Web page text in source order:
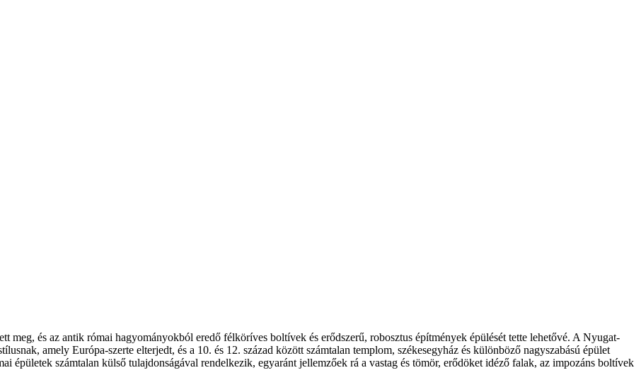
meg, és az antik római hagyományokból eredő félköríves boltívek és erődszerű, robosztus építmények épülését tette lehetővé. A Nyugat-
amely Európa-szerte elterjedt, és a 10. és 12. század között számtalan templom, székesegyház és különböző nagyszabású épület
épületek számtalan külső tulajdonságával rendelkezik, egyaránt jellemzőek rá a vastag és tömör, erődöket idéző falak, az impozáns boltívek